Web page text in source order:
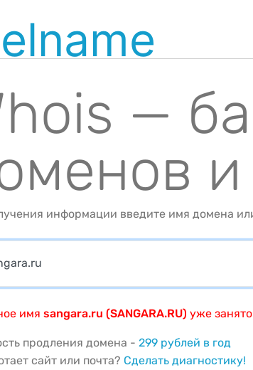
—
информации введите имя домена
имя sangara.ru (SANGARA.RU) уже
продления домена - 299 рублей в год
сайт или почта? Сделать диагностику!